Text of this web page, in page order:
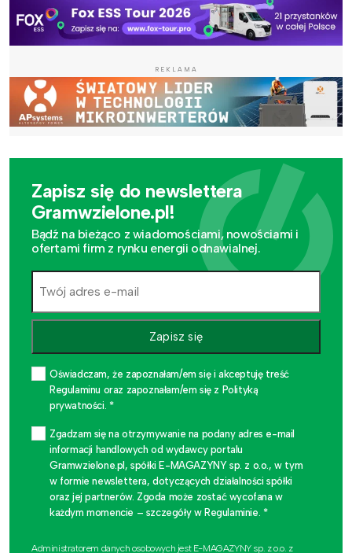
REKLAMA
Zapisz się do newslettera
Gramwzielone.pl!
Bądź na bieżąco z wiadomościami, nowościami i
ofertami firm z rynku energii odnawialnej.
Zapisz się
Oświadczam, że zapoznałam/em się i akceptuję treść
Regulaminu oraz zapoznałam/em się z Polityką
prywatności. *
Zgadzam się na otrzymywanie na podany adres e-mail
informacji handlowych od wydawcy portalu
Gramwzielone.pl, spółki E-MAGAZYNY sp. z o.o., w tym
w formie newslettera, dotyczących działalności spółki
oraz jej partnerów. Zgoda może zostać wycofana w
każdym momencie – szczegóły w Regulaminie. *
Administratorem danych osobowych jest E-MAGAZYNY sp. z o.o. z